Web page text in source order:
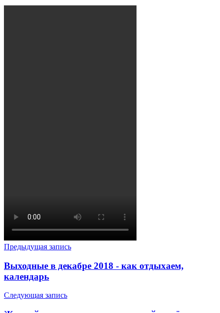
Предыдущая запись
Выходные в декабре 2018 - как отдыхаем,
календарь
Следующая запись